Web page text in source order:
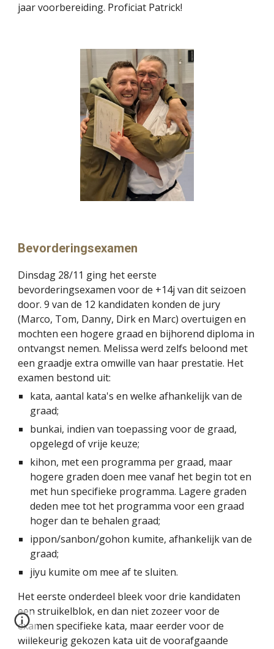
jaar voorbereiding. Proficiat Patrick!
Bevorderingsexamen
Dinsdag 28/11 ging het eerste
bevorderingsexamen voor de +14j van dit seizoen
door. 9 van de 12 kandidaten konden de jury
(Marco, Tom, Danny, Dirk en Marc) overtuigen en
mochten een hogere graad en bijhorend diploma in
ontvangst nemen. Melissa werd zelfs beloond met
een graadje extra omwille van haar prestatie. Het
examen bestond uit:
kata, aantal kata's en welke afhankelijk van de
graad;
bunkai, indien van toepassing voor de graad,
opgelegd of vrije keuze;
kihon, met een programma per graad, maar
hogere graden doen mee vanaf het begin tot en
met hun specifieke programma. Lagere graden
deden mee tot het programma voor een graad
hoger dan te behalen graad;
ippon/sanbon/gohon kumite, afhankelijk van de
graad;
jiyu kumite om mee af te sluiten.
Het eerste onderdeel bleek voor drie kandidaten
een struikelblok, en dan niet zozeer voor de
examen specifieke kata, maar eerder voor de
willekeurig gekozen kata uit de voorafgaande